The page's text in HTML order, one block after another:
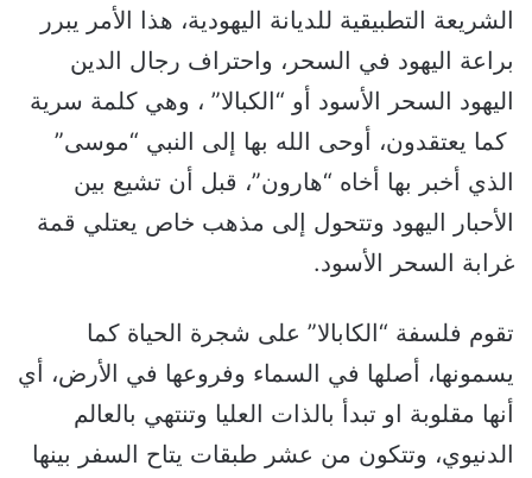
الشريعة التطبيقية للديانة اليهودية، هذا الأمر يبرر
براعة اليهود في السحر، واحتراف رجال الدين
اليهود السحر الأسود أو “الكبالا” ، وهي كلمة سرية
كما يعتقدون، أوحى الله بها إلى النبي “موسى”
الذي أخبر بها أخاه “هارون”، قبل أن تشيع بين
الأحبار اليهود وتتحول إلى مذهب خاص يعتلي قمة
غرابة السحر الأسود.
تقوم فلسفة “الكابالا” على شجرة الحياة كما
يسمونها، أصلها في السماء وفروعها في الأرض، أي
أنها مقلوبة او تبدأ بالذات العليا وتنتهي بالعالم
الدنيوي، وتتكون من عشر طبقات يتاح السفر بينها